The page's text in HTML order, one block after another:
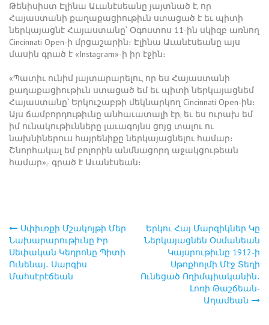
Թենիսիստ Էլինա Աւանէսեանը յայտնած է, որ
Հայաստանի քաղաքացիութիւն ստացած է եւ պիտի
ներկայացնէ Հայաստանը՝ Օգոստոս 11-ին սկիզբ առնող
Cincinnati Open-ի մրցաշարին։ Էլինա Աւանէսեանը այս
մասին գրած է «Instagram»-ի իր էջին։
«Պատիւ ունիմ յայտարարելու, որ ես Հայաստանի
քաղաքացիութիւն ստացած եմ եւ պիտի ներկայացնեմ
Հայաստանը՝ Երկուշաբթի մեկնարկող Cincinnati Open-ին։
Այս ճամբորդութիւնը անհաւատալի էր, եւ ես ուրախ եմ
իմ ունակութիւնները լաւագոյնս ցոյց տալու ու
նախնիներուս հայրենիքը ներկայացնելու համար։
Շնորհակալ եմ բոլորին անմնացորդ աջակցութեան
համար»,- գրած է Աւանէսեան։
Post
navigation
Սփիւռքի Մշակոյթի Մեր
Նախարարութիւնը Իր
Սեփական Կեդրոնը Պիտի
Ունենայ․ Սարգիս
Մահսէրէճեան
Երկու Հայ Մարզիկներ Կը
Ներկայացնեն Օսմանեան
Կայսրութիւնը 1912-ի
Սթոքհոլմի Մէջ Տեղի
Ունեցած Ողիմպիականին․
Լոռի Թաշճեան-
Ադամեան